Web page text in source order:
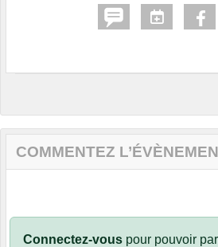
COMMENTEZ
Connectez-vous pour pouvoir